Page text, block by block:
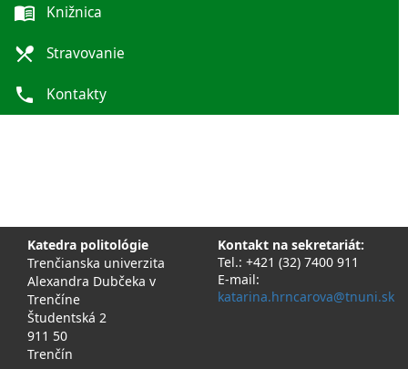
menu_book Knižnica
local_dining Stravovanie
phone Kontakty
Katedra politológie
Trenčianska univerzita
Alexandra Dubčeka v
Trenčíne
Študentská 2
911 50
Trenčín
Kontakt na sekretariát:
Tel.: +421 (32) 7400 911
E-mail:
katarina.hrncarova@tnuni.sk